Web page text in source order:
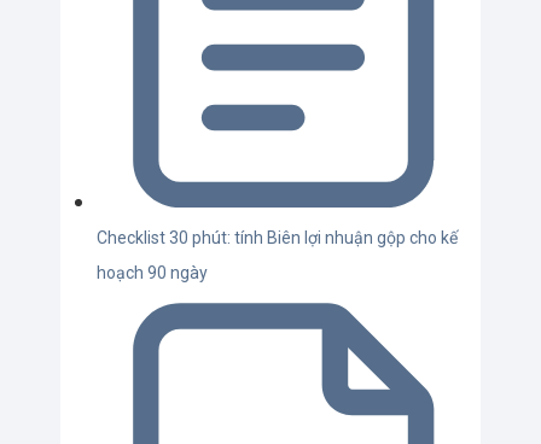
Checklist 30 phút: tính Biên lợi nhuận gộp cho kế
hoạch 90 ngày